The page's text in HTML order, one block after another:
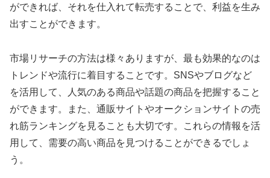
ができれば、それを仕入れて転売することで、利益を生み
出すことができます。
市場リサーチの方法は様々ありますが、最も効果的なのは
トレンドや流行に着目することです。SNSやブログなど
を活用して、人気のある商品や話題の商品を把握すること
ができます。また、通販サイトやオークションサイトの売
れ筋ランキングを見ることも大切です。これらの情報を活
用して、需要の高い商品を見つけることができるでしょ
う。